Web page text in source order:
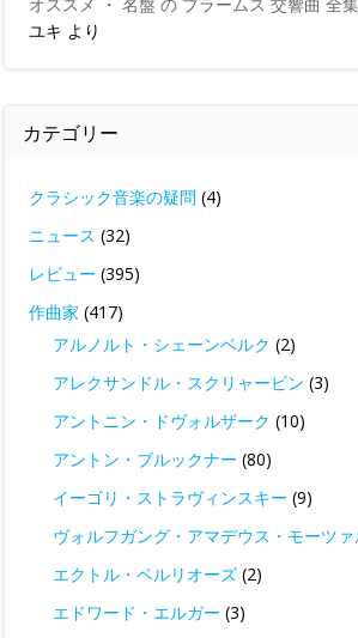
オススメ ・ 名盤 の ブラームス 交響曲 全
ユキ より
カテゴリー
クラシック音楽の疑問 (4)
ニュース (32)
レビュー (395)
作曲家 (417)
アルノルト・シェーンベルク (2)
アレクサンドル・スクリャービン (3)
アントニン・ドヴォルザーク (10)
アントン・ブルックナー (80)
イーゴリ・ストラヴィンスキー (9)
ヴォルフガング・アマデウス・モーツァ
エクトル・ベルリオーズ (2)
エドワード・エルガー (3)